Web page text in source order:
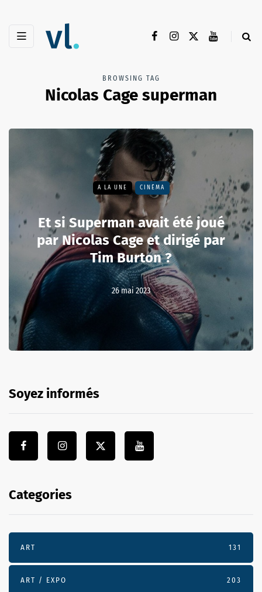
BROWSING TAG
Nicolas Cage superman
A LA UNE CINÉMA
Et si Superman avait été joué
par Nicolas Cage et dirigé par
Tim Burton ?
26 mai 2023
Soyez informés
Categories
ART 131
ART / EXPO 203